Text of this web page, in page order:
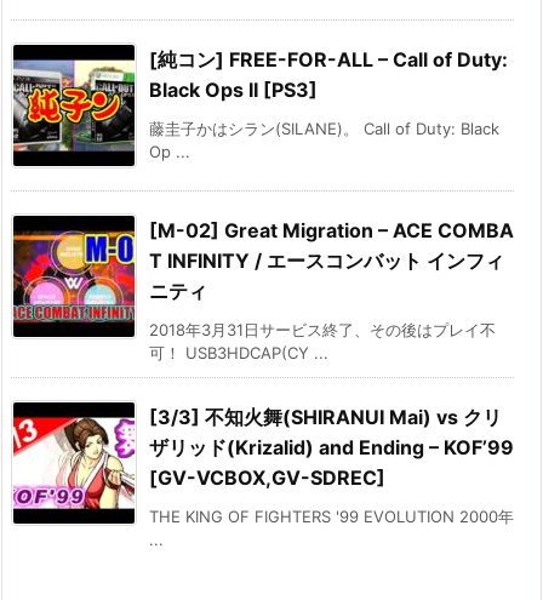
[純コン] FREE-FOR-ALL – Call of Duty:
Black Ops II [PS3]
藤圭子かはシラン(SILANE)。 Call of Duty: Black
Op ...
[M-02] Great Migration – ACE COMBA
T INFINITY / エースコンバット インフィ
ニティ
2018年3月31日サービス終了、その後はプレイ不
可！ USB3HDCAP(CY ...
[3/3] 不知火舞(SHIRANUI Mai) vs クリ
ザリッド(Krizalid) and Ending – KOF’99
[GV-VCBOX,GV-SDREC]
THE KING OF FIGHTERS '99 EVOLUTION 2000年
...